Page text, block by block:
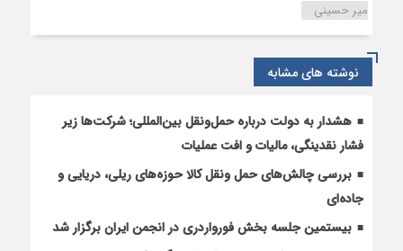
میر حسینی
نوشته های مشابه
هشدار به دولت درباره حمل‌ونقل بین‌المللی؛ شرکت‌ها زیر
فشار نقدینگی، مالیات و افت عملیات
بررسی چالش‌های حمل ونقل کالا حوزه‌های ریلی، دریایی و
جاده‌ای
بیستمین جلسه بخش فورواردری در انجمن ایران برگزار شد